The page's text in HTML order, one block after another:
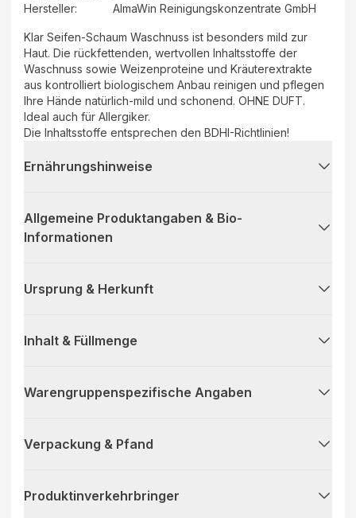
Hersteller: AlmaWin Reinigungskonzentrate GmbH
Klar Seifen-Schaum Waschnuss ist besonders mild zur
Haut. Die rückfettenden, wertvollen Inhaltsstoffe der
Waschnuss sowie Weizenproteine und Kräuterextrakte
aus kontrolliert biologischem Anbau reinigen und pflegen
Ihre Hände natürlich-mild und schonend. OHNE DUFT.
Ideal auch für Allergiker.
Die Inhaltsstoffe entsprechen den BDHI-Richtlinien!
Ernährungshinweise
Allgemeine Produktangaben & Bio-
Informationen
Ursprung & Herkunft
Inhalt & Füllmenge
Warengruppenspezifische Angaben
Verpackung & Pfand
Produktinverkehrbringer